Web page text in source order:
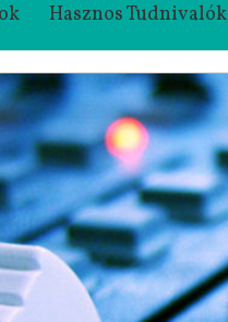
Hasznos Tudnivalók